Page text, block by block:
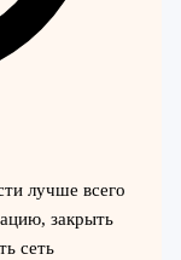
лучше всего
закрыть
сеть